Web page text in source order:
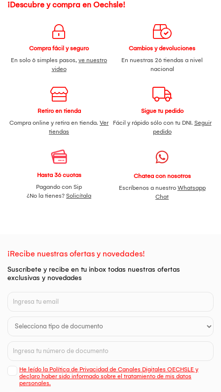
¡Descubre y compra en Oechsle!
Compra fácil y seguro
En solo 6 simples pasos, ve nuestro
video
Cambios y devoluciones
En nuestras 26 tiendas a nivel
nacional
Retiro en tienda
Compra online y retira en tienda. Ver
tiendas
Sigue tu pedido
Fácil y rápido sólo con tu DNI. Seguir
pedido
Hasta 36 cuotas
Pagando con Sip
¿No la tienes? Solicítala
Chatea con nosotros
Escríbenos a nuestro Whatsapp
Chat
¡Recibe nuestras ofertas y novedades!
Suscríbete y recibe en tu inbox todas nuestras ofertas
exclusivas y novedades
He leído la Política de Privacidad de Canales Digitales OECHSLE y
declaro haber sido informado sobre el tratamiento de mis datos
personales.